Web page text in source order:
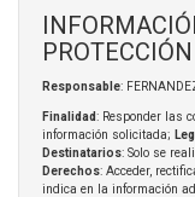
Responsable:
Finalidad: Responder las
información solicitada;
Destinatarios: Solo se
Derechos: Acceder,
indica en la información